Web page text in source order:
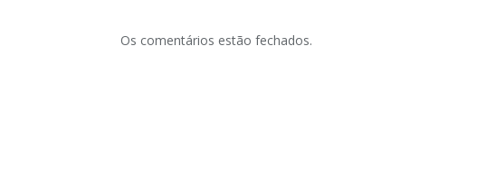
Os comentários estão fechados.